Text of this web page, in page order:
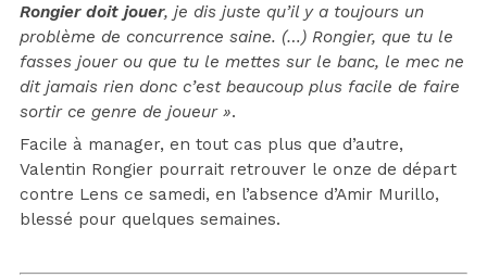
Rongier doit jouer, je dis juste qu’il y a toujours un
problème de concurrence saine. (…) Rongier, que tu le
fasses jouer ou que tu le mettes sur le banc, le mec ne
dit jamais rien donc c’est beaucoup plus facile de faire
sortir ce genre de joueur ».
Facile à manager, en tout cas plus que d’autre,
Valentin Rongier pourrait retrouver le onze de départ
contre Lens ce samedi, en l’absence d’Amir Murillo,
blessé pour quelques semaines.